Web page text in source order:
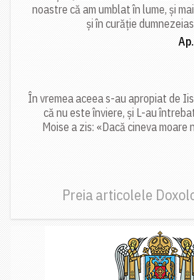
noastre că am umblat în lume, și
și în curăție
În vremea aceea s-au apropiat de
că nu este înviere, și L-au
Moise a zis: «Dacă cineva moare
Preia articolele